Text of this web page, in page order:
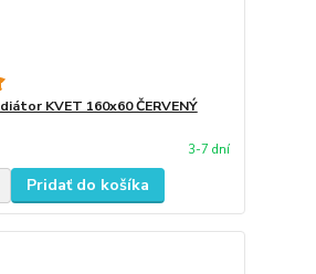
KVET 160x60 ČERVENÝ
3-7 dní
Pridať do košíka